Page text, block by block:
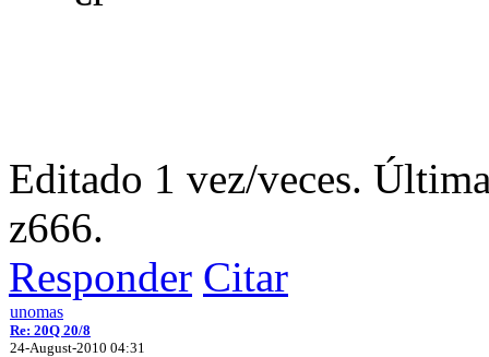
Editado 1 vez/veces.
z666.
Responder Citar
unomas
Re: 20Q 20/8
24-August-2010 04:31